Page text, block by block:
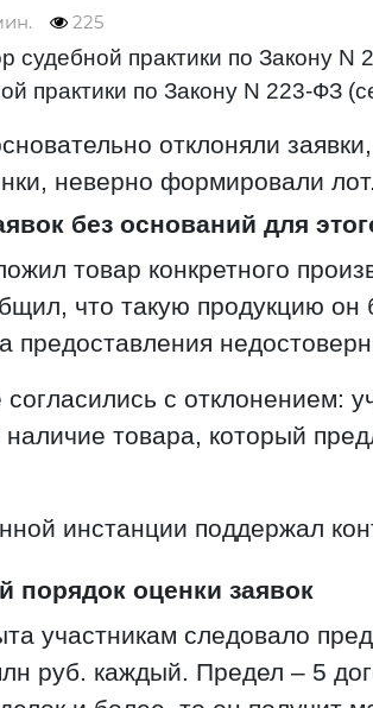
225
судебной практики по Закону N
практики по Закону N 223-ФЗ
отклоняли
неверно формировали
без оснований для
товар конкретного
что такую продукцию он
предоставления
с отклонением:
товара, который
инстанции поддержал
порядок оценки заявок
участникам следовало
руб. каждый. Предел – 5